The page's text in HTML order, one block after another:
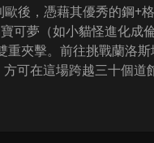
後，憑藉其優秀的鋼+
可夢（如小貓怪進化成
夾擊。前往挑戰蘭洛
可在這場跨越三十個道